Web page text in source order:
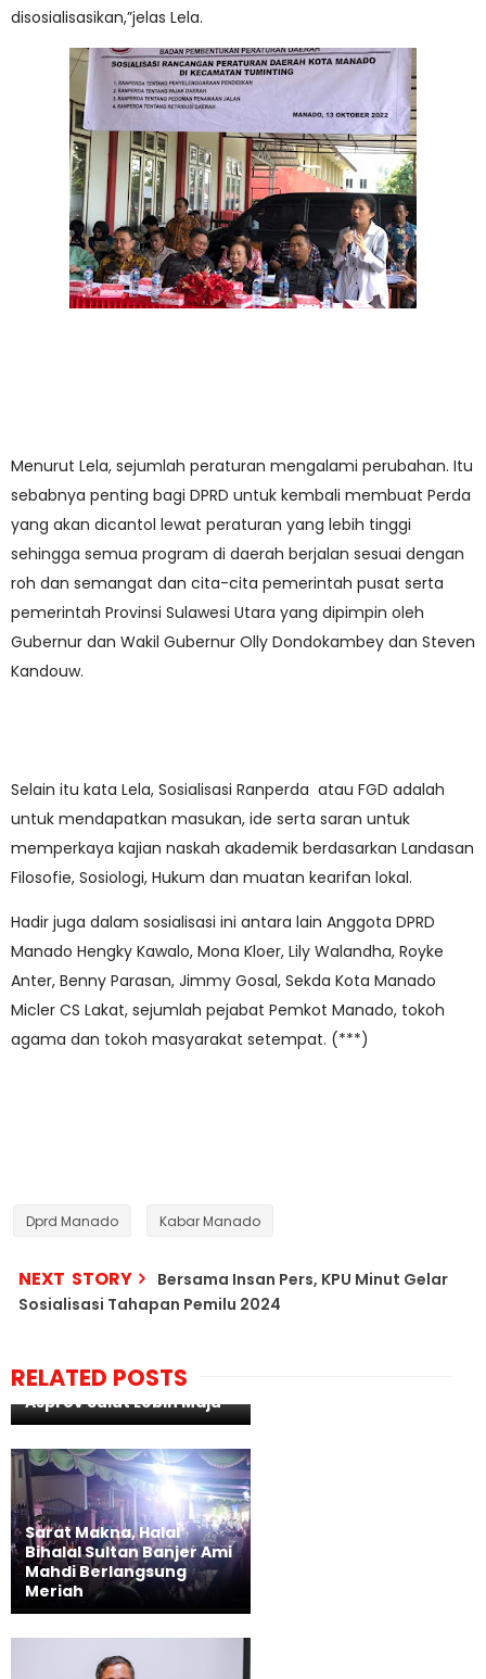
disosialisasikan,”jelas Lela.
Menurut Lela, sejumlah peraturan mengalami perubahan. Itu
sebabnya penting bagi DPRD untuk kembali membuat Perda
yang akan dicantol lewat peraturan yang lebih tinggi
sehingga semua program di daerah berjalan sesuai dengan
roh dan semangat dan cita-cita pemerintah pusat serta
pemerintah Provinsi Sulawesi Utara yang dipimpin oleh
Gubernur dan Wakil Gubernur Olly Dondokambey dan Steven
Kandouw.
Selain itu kata Lela, Sosialisasi Ranperda atau FGD adalah
untuk mendapatkan masukan, ide serta saran untuk
memperkaya kajian naskah akademik berdasarkan Landasan
Filosofie, Sosiologi, Hukum dan muatan kearifan lokal.
Hadir juga dalam sosialisasi ini antara lain Anggota DPRD
Manado Hengky Kawalo, Mona Kloer, Lily Walandha, Royke
Anter, Benny Parasan, Jimmy Gosal, Sekda Kota Manado
Micler CS Lakat, sejumlah pejabat Pemkot Manado, tokoh
agama dan tokoh masyarakat setempat. (***)
Dprd Manado Kabar Manado
NEXT STORY
Bersama Insan Pers, KPU Minut Gelar
Sosialisasi Tahapan Pemilu 2024
RELATED POSTS
Yang Ada JG Optimis
Asprov Sulut Lebih Maju
Sarat Makna, Halal
Bihalal Sultan Banjer Ami
Mahdi Berlangsung
Meriah